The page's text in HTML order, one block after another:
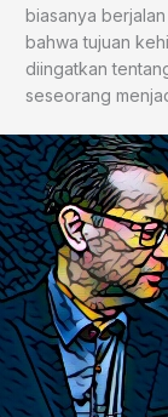
biasanya
bahwa tujuan
diingatkan
seseorang